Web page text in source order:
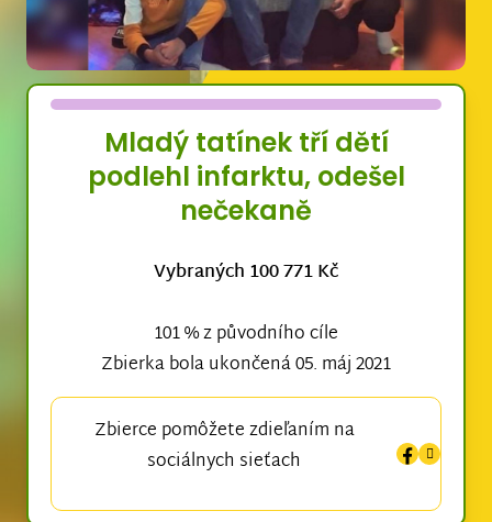
Mladý tatínek tří dětí
podlehl infarktu, odešel
nečekaně
Vybraných 100 771 Kč
101 % z původního cíle
Zbierka bola ukončená 05. máj 2021
Zbierce pomôžete zdieľaním na
sociálnych sieťach